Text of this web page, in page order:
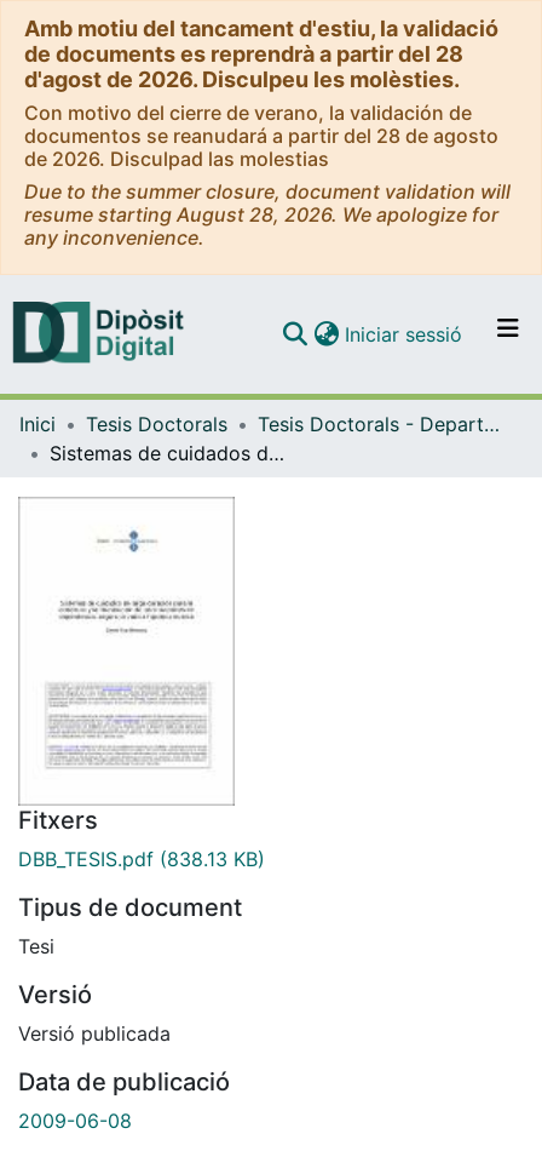
Amb motiu del tancament d'estiu, la validació
de documents es reprendrà a partir del 28
d'agost de 2026. Disculpeu les molèsties.
Con motivo del cierre de verano, la validación de
documentos se reanudará a partir del 28 de agosto
de 2026. Disculpad las molestias
Due to the summer closure, document validation will
resume starting August 28, 2026. We apologize for
any inconvenience.
Navega per tot el DD
Iniciar sessió (current)
Inici Tesis Doctorals
Tesis Doctorals - Departament - Econometria, Estadística i Economia Espanyola
Sistemas de cuidados de larga duración para la cobertura y la financiación de las situaciones de dependencia: seguro privado e hipoteca inversa
Fitxers
DBB_TESIS.pdf (838.13 KB)
Tipus de document
Tesi
Versió
Versió publicada
Data de publicació
2009-06-08